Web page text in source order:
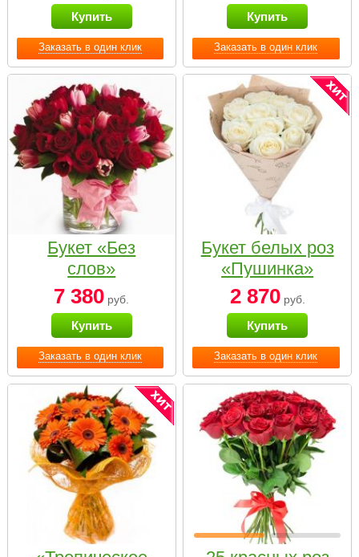
Заказать в один клик
Купить
Заказать в один клик
Купить
Заказать в один клик
Букет «Без
слов»
7 380 руб.
Купить
Заказать в один клик
Букет белых роз
«Пушинка»
2 870руб.
Купить